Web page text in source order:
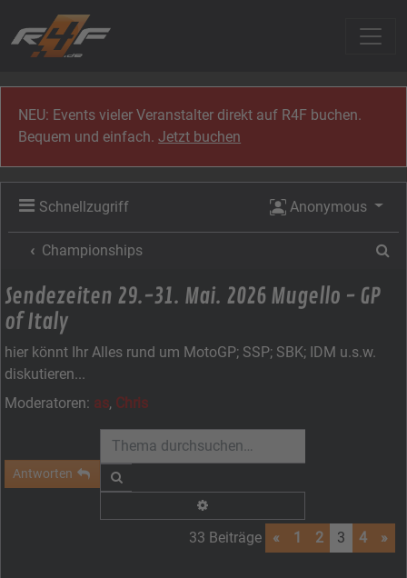
NEU: Events vieler Veranstalter direkt auf R4F buchen.
Bequem und einfach.Jetzt buchen
Schnellzugriff Anonymous
Championships
Sendezeiten 29.-31. Mai. 2026 Mugello - GP
of Italy
hier könnt Ihr Alles rund um MotoGP; SSP; SBK; IDM u.s.w.
diskutieren...
Moderatoren: as, Chris
Antworten
33 Beiträge « 1 2 3 4 »